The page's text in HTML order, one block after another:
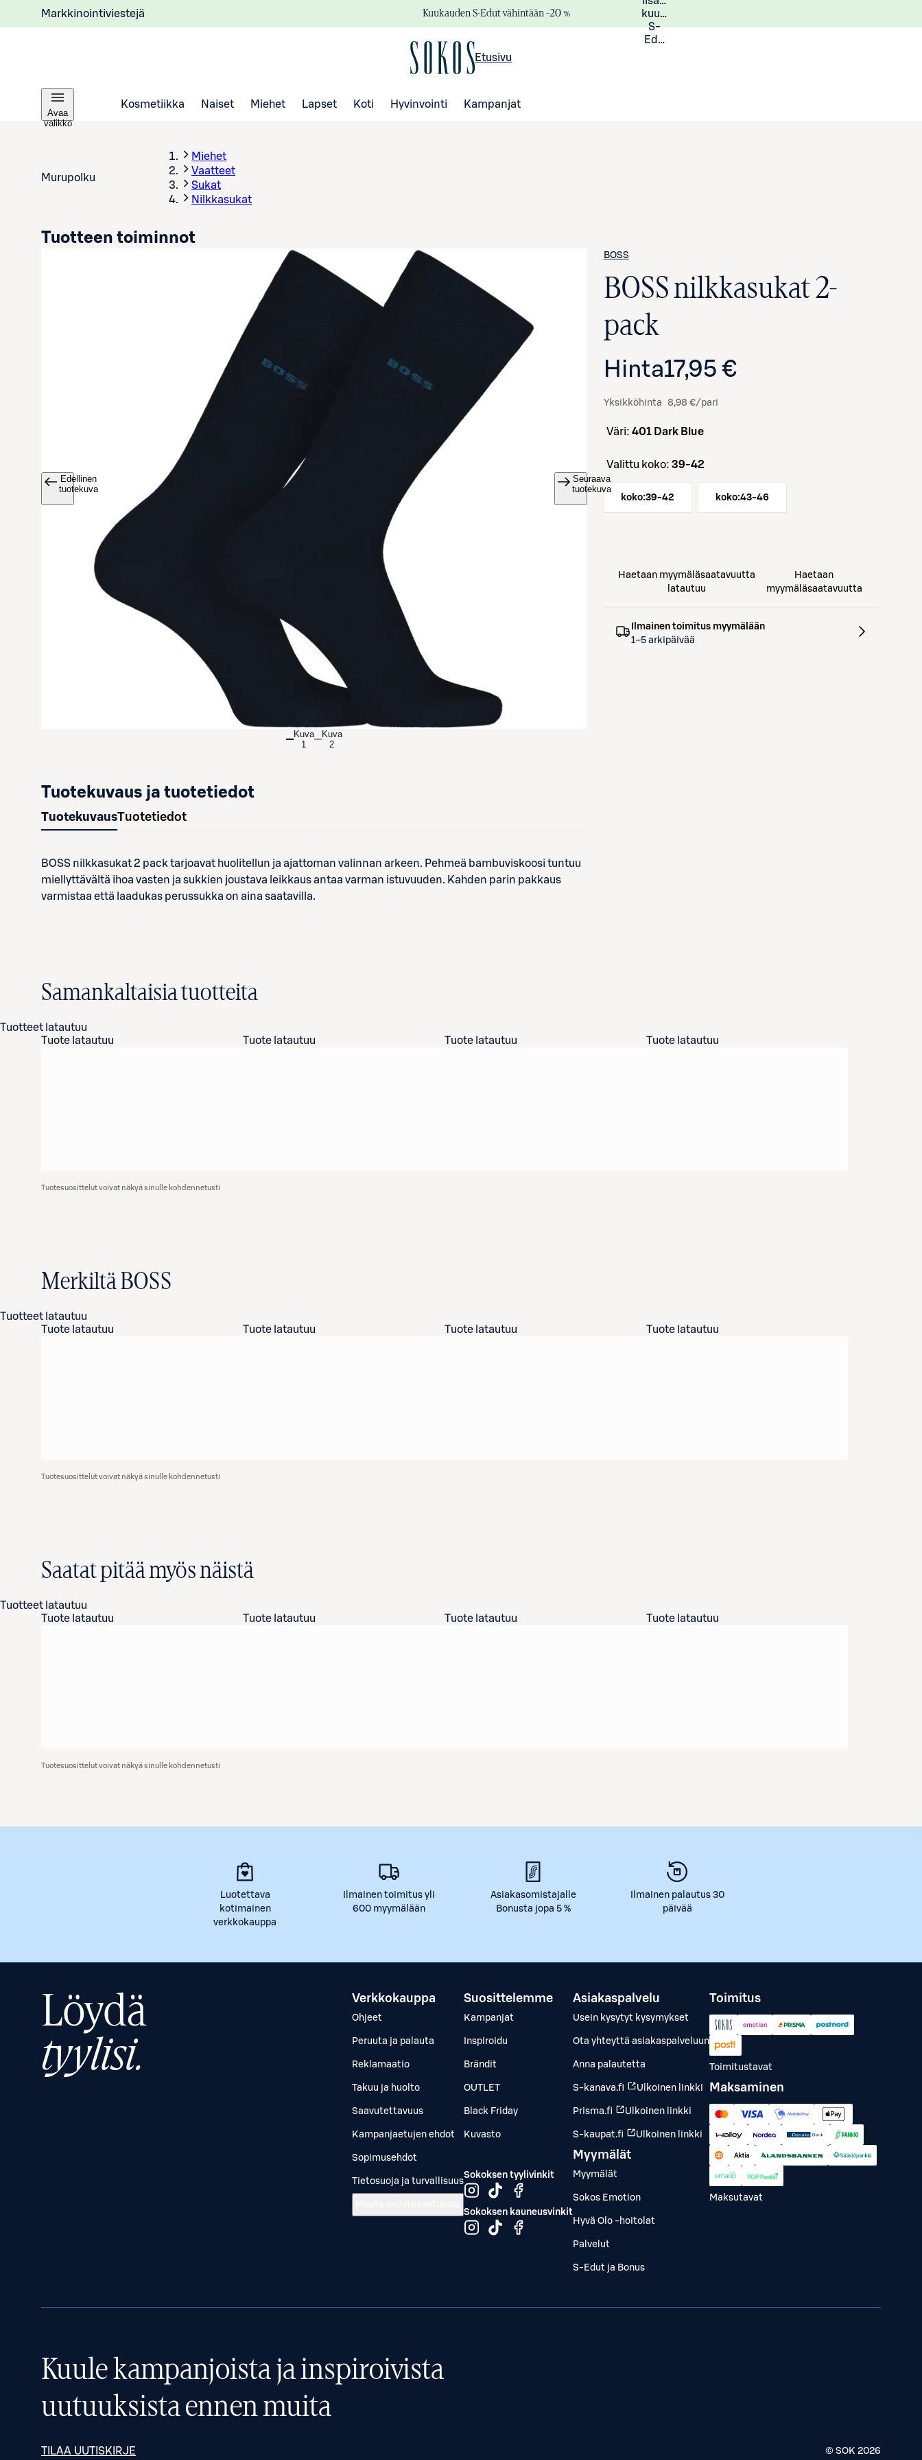
Markkinointiviestejä Kuukauden S-Edut vähintään –20 %
kuukauden
S-
Eduista
Etusivu
Avaa
valikko
Kosmetiikka Naiset Miehet Lapset Koti Hyvinvointi Kampanjat
Murupolku
Miehet
Vaatteet
Sukat
Nilkkasukat
Avaa tuotekuva suurennettuna
Edellinen
tuotekuva
Seuraava
tuotekuva
Kuva
1
Kuva
2
BOSS
BOSS nilkkasukat 2-
pack
Hinta17,95 €
Yksikköhinta 8,98 €/pari
Tuotteen toiminnot
väri: 401 Dark Blue
Valittu koko: 39-42
koko:39-42 koko:43-46
Haetaan myymäläsaatavuutta
latautuu
Haetaan
myymäläsaatavuutta
Ilmainen toimitus myymälään
1–5 arkipäivää
Tuotekuvaus ja tuotetiedot
TuotekuvausTuotetiedot
BOSS nilkkasukat 2 pack tarjoavat huolitellun ja ajattoman valinnan arkeen. Pehmeä bambuviskoosi tuntuu
miellyttävältä ihoa vasten ja sukkien joustava leikkaus antaa varman istuvuuden. Kahden parin pakkaus
varmistaa että laadukas perussukka on aina saatavilla.
Samankaltaisia tuotteita
Tuotteet latautuu
Tuote latautuu
Tuote latautuu Tuote latautuu Tuote latautuu
Tuotesuosittelut voivat näkyä sinulle kohdennetusti
Merkiltä BOSS
Tuotteet latautuu
Tuote latautuu
Tuote latautuu Tuote latautuu Tuote latautuu
Tuotesuosittelut voivat näkyä sinulle kohdennetusti
Saatat pitää myös näistä
Tuotteet latautuu
Tuote latautuu
Tuote latautuu Tuote latautuu Tuote latautuu
Tuotesuosittelut voivat näkyä sinulle kohdennetusti
Luotettava
kotimainen
verkkokauppa
Ilmainen toimitus yli
600 myymälään
Asiakasomistajalle
Bonusta jopa 5 %
Ilmainen palautus 30
päivää
Löydä
tyylisi.
Verkkokauppa
Ohjeet
Peruuta ja palauta
Reklamaatio
Takuu ja huolto
Saavutettavuus
Kampanjaetujen ehdot
Sopimusehdot
Tietosuoja ja turvallisuus
Suosittelemme
Kampanjat
Inspiroidu
Brändit
OUTLET
Black Friday
Kuvasto
Sokoksen tyylivinkit
Sokoksen kauneusvinkit
Asiakaspalvelu
Usein kysytyt kysymykset
Ota yhteyttä asiakaspalveluun
Anna palautetta
S-kanava.fi Ulkoinen linkki
Prisma.fi Ulkoinen linkki
S-kaupat.fi Ulkoinen linkki
Myymälät
Myymälät
Sokos Emotion
Hyvä Olo -hoitolat
Palvelut
S-Edut ja Bonus
Toimitus
Toimitustavat
Maksaminen
Maksutavat
Kuule kampanjoista ja inspiroivista
uutuuksista ennen muita
TILAA UUTISKIRJE © SOK 2026